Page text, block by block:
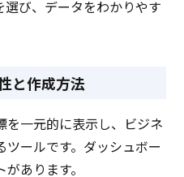
び、データをわかりやす
と作成方法
を一元的に表示し、ビジネ
ールです。ダッシュボー
あります。